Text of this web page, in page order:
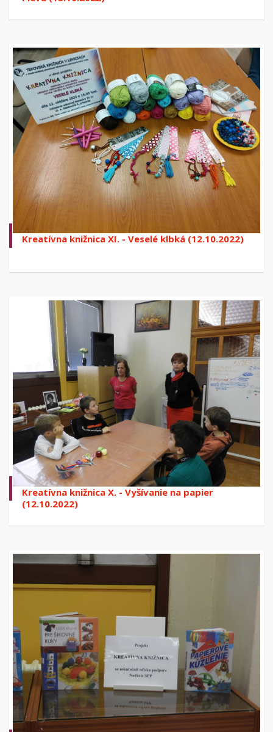
Kreatívna knižnica XI. - Veselé klbká (12.10.2022)
Kreatívna knižnica X. - Vyšívanie na papier
(12.10.2022)